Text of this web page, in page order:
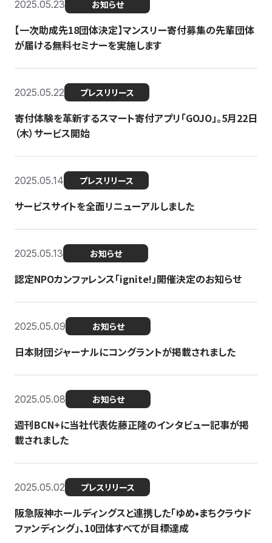
2025.05.23 お知らせ
【一次助成先18団体決定】マンスリー寄付募集の先輩団体
が届ける無料セミナーを実施します
2025.05.22 プレスリリース
寄付体験を革新するスマート寄付アプリ「GOJO」。5月22日
（木）サービス開始
2025.05.14 プレスリリース
サービスサイトを全面リニューアルしました
2025.05.13 お知らせ
認定NPOカンファレンス「ignite!」開催決定のお知らせ
2025.05.09 お知らせ
日本財団ジャーナルにコングラントが掲載されました
2025.05.08 お知らせ
週刊BCN+に当社代表佐藤正隆のインタビュー記事が掲
載されました
2025.05.02 プレスリリース
阪急阪神ホールディングスと連携した「ゆめ•まちクラウド
ファンディング」、10団体すべてが目標達成